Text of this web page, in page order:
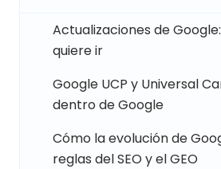
Actualizaciones de
quiere ir
Google UCP y Universal
dentro de Google
Cómo la evolución de
reglas del SEO y el GEO